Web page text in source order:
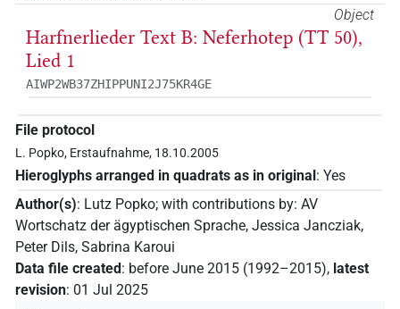
Object
Harfnerlieder Text B: Neferhotep (TT 50),
Lied 1
AIWP2WB37ZHIPPUNI2J75KR4GE
File protocol
L. Popko, Erstaufnahme, 18.10.2005
Hieroglyphs arranged in quadrats as in original: Yes
Author(s): Lutz Popko; with contributions by: AV
Wortschatz der ägyptischen Sprache, Jessica Jancziak,
Peter Dils, Sabrina Karoui
Data file created : before June 2015 (1992–2015), latest
revision: 01 Jul 2025